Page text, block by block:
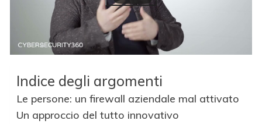
Indice degli argomenti
Le persone: un firewall aziendale mal attivato
Un approccio del tutto innovativo